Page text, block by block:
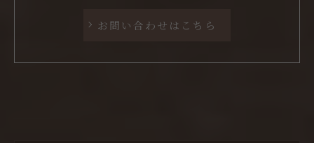
お問い合わせはこちら